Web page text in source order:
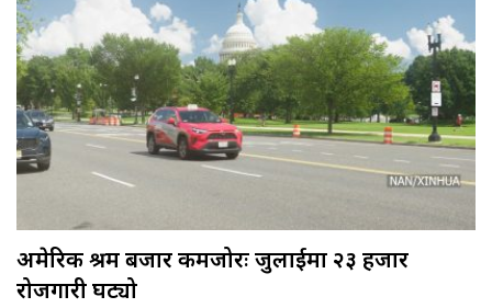
अमेरिकी श्रम बजार कमजोरः जुलाईमा २३ हजार
रोजगारी घट्यो